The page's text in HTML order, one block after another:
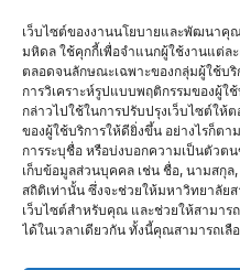
เว็บไซต์ของงานนโยบายและพัฒนา
มหิดล ใช้คุกกี้เพื่อจำแนกผู้ใช้งานแต่ล
ตลอดจนลักษณะเฉพาะของกลุ่มผู้ใช้บ
การวิเคราะห์รูปแบบพฤติกรรมของผู้ใ
กล่าวไปใช้ในการปรับปรุงเว็บไซต์ให้
ของผู้ใช้บริการให้ดียิ่งขึ้น อย่างไรก็ต
การระบุชื่อ หรือบ่งบอกความเป็นตัวต
เก็บข้อมูลส่วนบุคคล เช่น ชื่อ, นามสกุล
สถิติเท่านั้น ซึ่งจะช่วยให้มหาวิทยาลัย
เว็บไซต์สำหรับคุณ และช่วยให้สามาร
ได้ในเวลาเดียวกัน ทั้งนี้คุณสามารถเลื
กรรมการบริหารความเ
การอบรมพัฒนาหัวหน้าภ
คณะกรรมการรับเรื่องร้
คณะผู้บริหารคณะวิทยา